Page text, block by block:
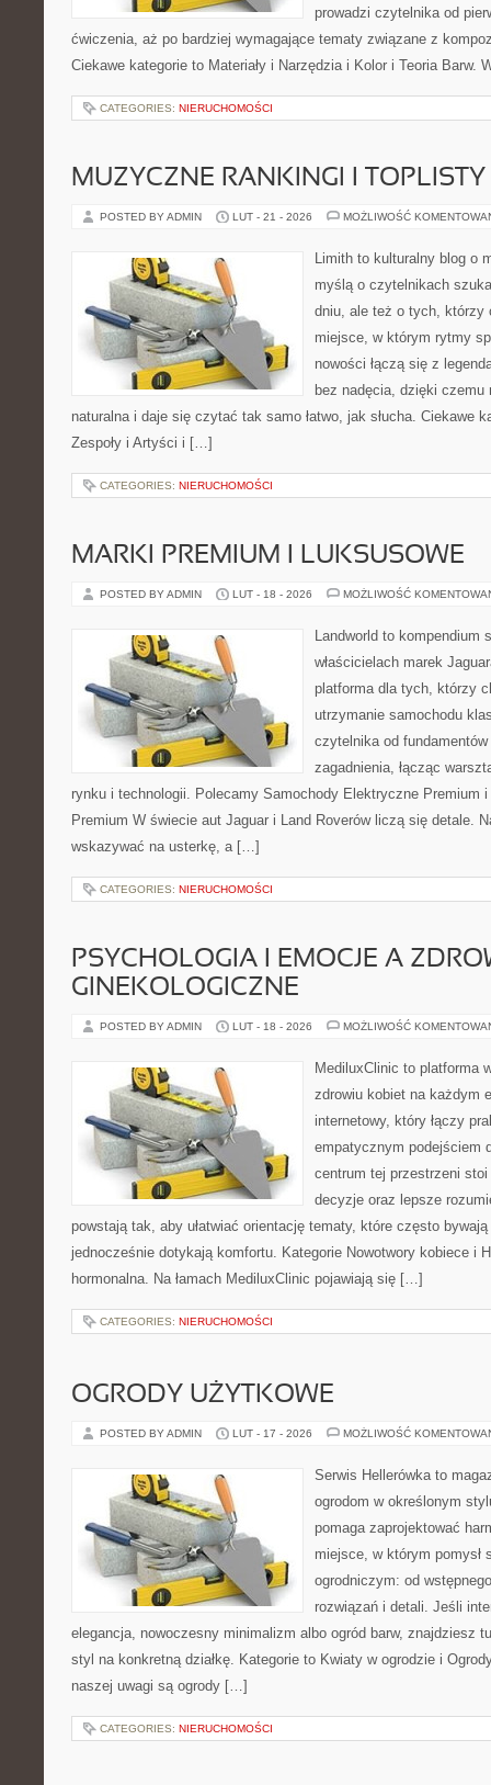
prowadzi czytelnika od
ćwiczenia, aż po bardziej wymagające tematy związane z
Ciekawe kategorie to Materiały i Narzędzia i Kolor i Teoria Barw.
CATEGORIES: NIERUCHOMOŚCI
MUZYCZNE RANKINGI I TOPLISTY
POSTED BY ADMIN LUT - 21 - 2026 MOŻLIWOŚĆ
Limith to kulturalny blog o
myślą o czytelnikach
dniu, ale też o tych, którzy
miejsce, w którym rytmy
nowości łączą się z
bez nadęcia, dzięki
naturalna i daje się czytać tak samo łatwo, jak słucha. Ciekawe
Zespoły i Artyści i […]
CATEGORIES: NIERUCHOMOŚCI
MARKI PREMIUM I LUKSUSOWE
POSTED BY ADMIN LUT - 18 - 2026 MOŻLIWOŚĆ
Landworld to kompendium
właścicielach marek
platforma dla tych, którzy
utrzymanie samochodu
czytelnika od
zagadnienia, łącząc
rynku i technologii. Polecamy Samochody Elektryczne Premium
Premium W świecie aut Jaguar i Land Roverów liczą się detale.
wskazywać na usterkę, a […]
CATEGORIES: NIERUCHOMOŚCI
PSYCHOLOGIA I EMOCJE A
GINEKOLOGICZNE
POSTED BY ADMIN LUT - 18 - 2026 MOŻLIWOŚĆ
MediluxClinic to platforma
zdrowiu kobiet na każdym
internetowy, który łączy
empatycznym podejściem
centrum tej przestrzeni
decyzje oraz lepsze
powstają tak, aby ułatwiać orientację tematy, które często bywają
jednocześnie dotykają komfortu. Kategorie Nowotwory kobiece i
hormonalna. Na łamach MediluxClinic pojawiają się […]
CATEGORIES: NIERUCHOMOŚCI
OGRODY UŻYTKOWE
POSTED BY ADMIN LUT - 17 - 2026 MOŻLIWOŚĆ
Serwis Hellerówka to
ogrodom w określonym
pomaga zaprojektować
miejsce, w którym pomysł
ogrodniczym: od
rozwiązań i detali. Jeśli
elegancja, nowoczesny minimalizm albo ogród barw, znajdziesz
styl na konkretną działkę. Kategorie to Kwiaty w ogrodzie i
naszej uwagi są ogrody […]
CATEGORIES: NIERUCHOMOŚCI